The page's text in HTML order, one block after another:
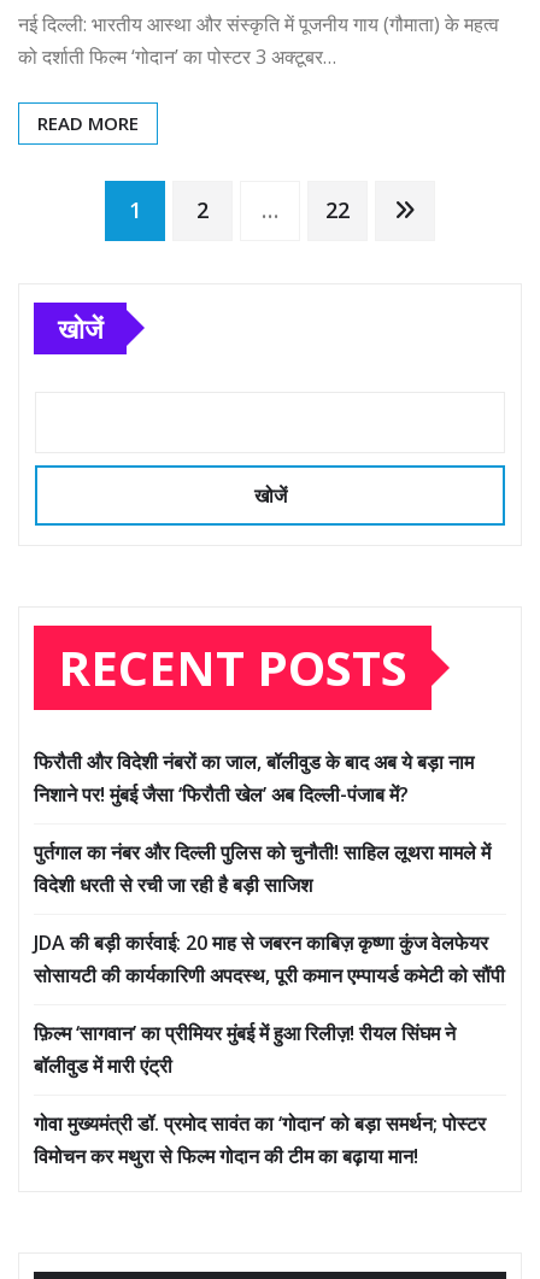
नई दिल्ली: भारतीय आस्था और संस्कृति में पूजनीय गाय (गौमाता) के महत्व
को दर्शाती फिल्म ‘गोदान’ का पोस्टर 3 अक्टूबर…
READ MORE
Posts
pagination
1 2 … 22
खोजें
खोजें
RECENT POSTS
फिरौती और विदेशी नंबरों का जाल, बॉलीवुड के बाद अब ये बड़ा नाम
निशाने पर! मुंबई जैसा ‘फिरौती खेल’ अब दिल्ली-पंजाब में?
पुर्तगाल का नंबर और दिल्ली पुलिस को चुनौती! साहिल लूथरा मामले में
विदेशी धरती से रची जा रही है बड़ी साजिश
JDA की बड़ी कार्रवाई: 20 माह से जबरन काबिज़ कृष्णा कुंज वेलफेयर
सोसायटी की कार्यकारिणी अपदस्थ, पूरी कमान एम्पायर्ड कमेटी को सौंपी
फ़िल्म ‘सागवान’ का प्रीमियर मुंबई में हुआ रिलीज़! रीयल सिंघम ने
बॉलीवुड में मारी एंट्री
गोवा मुख्यमंत्री डॉ. प्रमोद सावंत का ‘गोदान’ को बड़ा समर्थन; पोस्टर
विमोचन कर मथुरा से फिल्म गोदान की टीम का बढ़ाया मान!